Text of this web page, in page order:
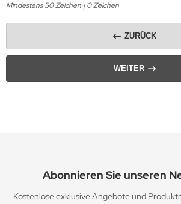
Mindestens 50 Zeichen |0Zeichen
ZURÜCK
WEITER
Abonnieren Sie unseren
Kostenlose exklusive Angebote und